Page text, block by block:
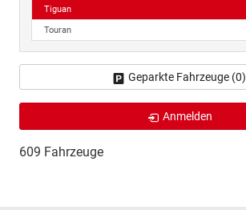
Tiguan
Touran
Geparkte Fahrzeuge (0)
Anmelden
609 Fahrzeuge